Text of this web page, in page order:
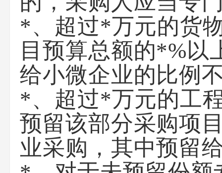
*、超过*万元的货
目预算总额的*%以
给小微企业的比例
*、超过*万元的工
预留该部分采购项
业采购，其中预留